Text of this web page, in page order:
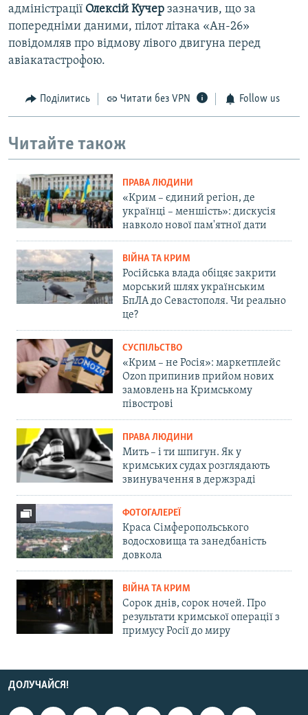
адміністрації Олексій Кучер зазначив, що за
попередніми даними, пілот літака «Ан-26»
повідомляв про відмову лівого двигуна перед
авіакатастрофою.
Поділитись Читати без VPN Follow us
Читайте також
ПРАВА ЛЮДИНИ
«Крим – єдиний регіон, де
українці – меншість»: дискусія
навколо нової пам'ятної дати
ВІЙНА ТА КРИМ
Російська влада обіцяє закрити
морський шлях українським
БпЛА до Севастополя. Чи реально
це?
СУСПІЛЬСТВО
«Крим – не Росія»: маркетплейс
Ozon припинив прийом нових
замовлень на Кримському
півострові
ПРАВА ЛЮДИНИ
Мить – і ти шпигун. Як у
кримських судах розглядають
звинувачення в держзраді
ФОТОГАЛЕРЕЇ
Краса Сімферопольського
водосховища та занедбаність
довкола
ВІЙНА ТА КРИМ
Сорок днів, сорок ночей. Про
результати кримської операції з
примусу Росії до миру
ДОЛУЧАЙСЯ!